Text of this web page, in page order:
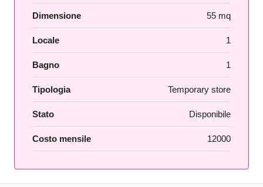
Dimensione 55 mq
Locale 1
Bagno 1
Tipologia Temporary store
Stato Disponibile
Costo mensile 12000